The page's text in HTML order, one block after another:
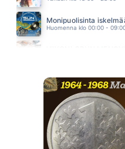
Monipuolisinta
Huomenna klo 00:00 -